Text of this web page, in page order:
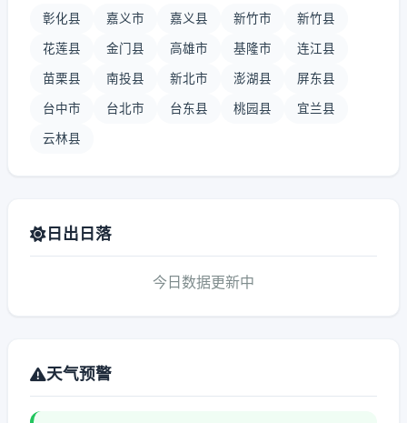
彰化县 嘉义市 嘉义县 新竹市 新竹县
花莲县 金门县 高雄市 基隆市 连江县
苗栗县 南投县 新北市 澎湖县 屏东县
台中市 台北市 台东县 桃园县 宜兰县
云林县
日出日落
今日数据更新中
天气预警